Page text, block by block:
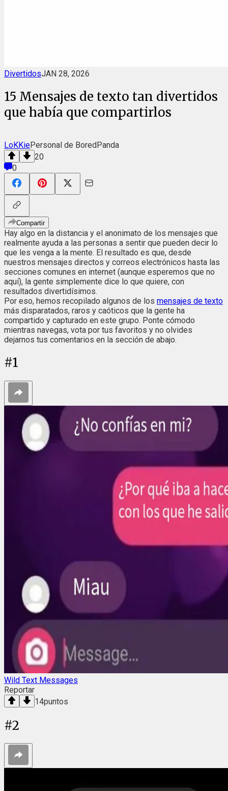
DivertidosJAN 28, 2026
15 Mensajes de texto tan divertidos
que había que compartirlos
LoKKiePersonal de BoredPanda
20
0
Compartir
Hay algo en la distancia y el anonimato de los mensajes que
realmente ayuda a las personas a sentir que pueden decir lo
que les venga a la mente. El resultado es que, desde
nuestros mensajes directos y correos electrónicos hasta las
secciones comunes en internet (aunque esperemos que no
aquí), la gente simplemente dice lo que quiere, con
resultados divertidísimos.
Por eso, hemos recopilado algunos de los mensajes de texto
más disparatados, raros y caóticos que la gente ha
compartido y capturado en este grupo. Ponte cómodo
mientras navegas, vota por tus favoritos y no olvides
dejarnos tus comentarios en la sección de abajo.
#1
Wild Text Messages
Reportar
14puntos
#2